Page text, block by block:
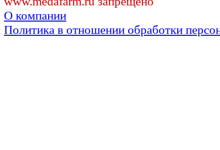
О компании
Политика в отношении обработки